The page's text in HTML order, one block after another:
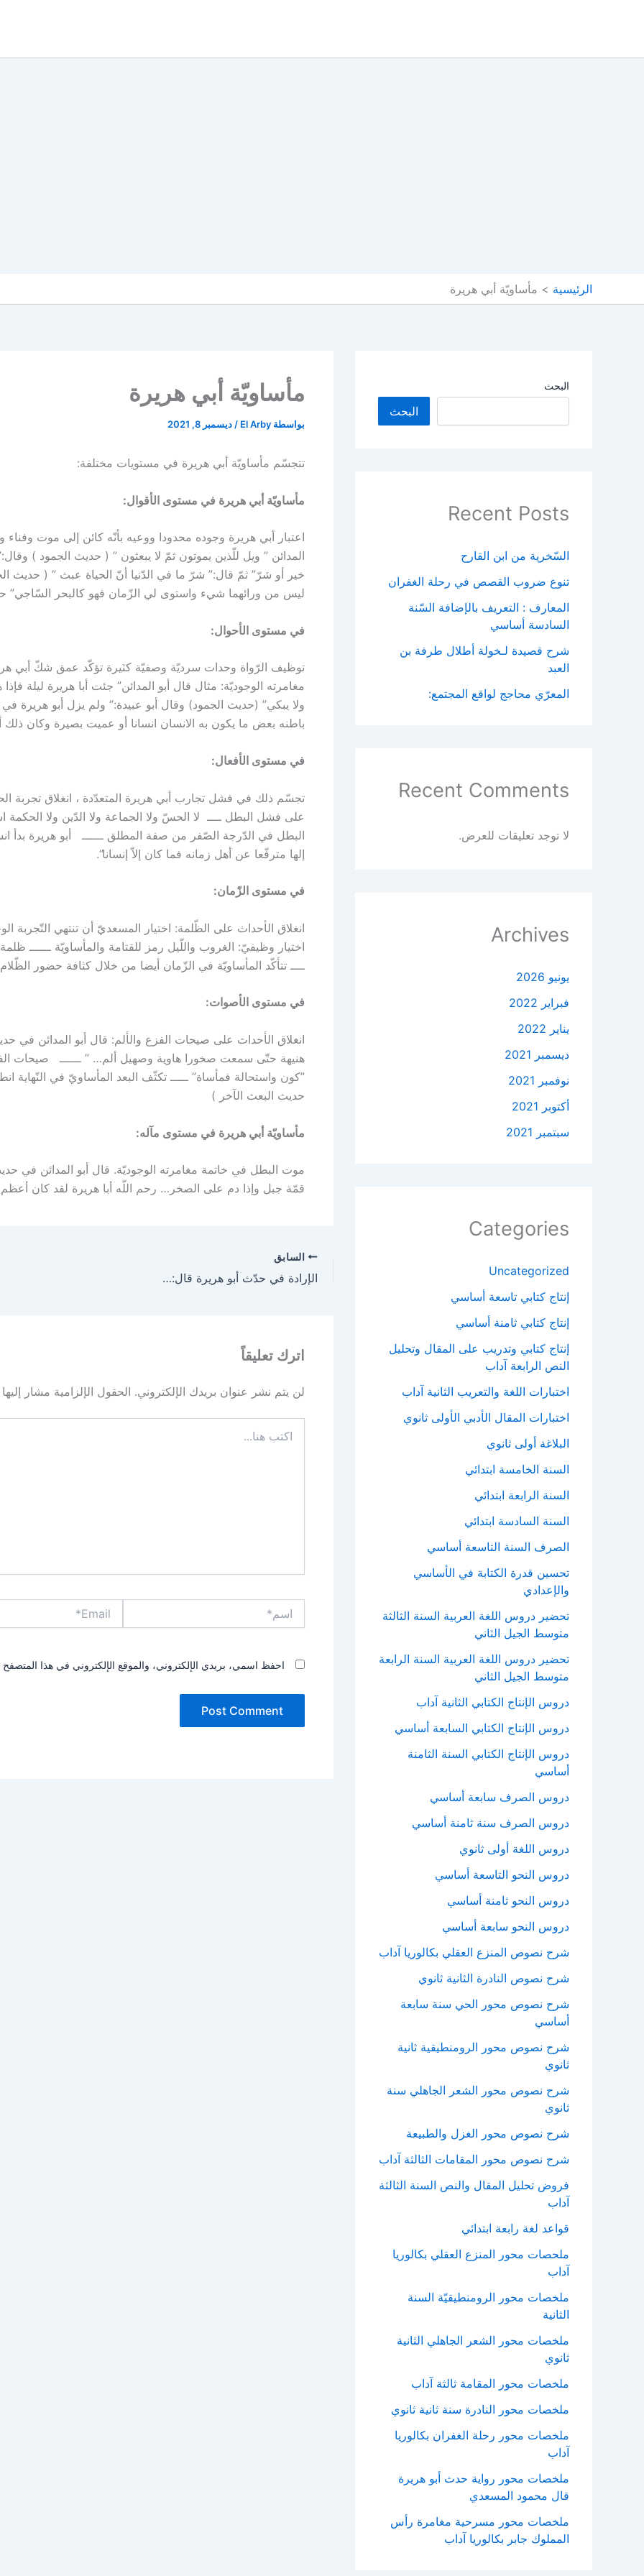
الرئيسية مأساويّة أبي هريرة
البحث
البحث
Recent Posts
السّخرية من ابن القارح
تنوع ضروب القصص في رحلة الغفران
المعارف : التعريف بالإضافة السّنة
السادسة أساسي
شرح قصيدة لـخولة أطلال طرفة بن
العبد
المعرّي محاجج لواقع المجتمع:
Recent Comments
لا توجد تعليقات للعرض.
Archives
يونيو 2026
فبراير 2022
يناير 2022
ديسمبر 2021
نوفمبر 2021
أكتوبر 2021
سبتمبر 2021
Categories
Uncategorized
إنتاج كتابي تاسعة أساسي
إنتاج كتابي ثامنة أساسي
إنتاج كتابي وتدريب على المقال وتحليل
النص الرابعة آداب
اختبارات اللغة والتعريب الثانية آداب
اختبارات المقال الأدبي الأولى ثانوي
البلاغة أولى ثانوي
السنة الخامسة ابتدائي
السنة الرابعة ابتدائي
السنة السادسة ابتدائي
الصرف السنة التاسعة أساسي
تحسين قدرة الكتابة في الأساسي
والإعدادي
تحضير دروس اللغة العربية السنة الثالثة
متوسط الجيل الثاني
تحضير دروس اللغة العربية السنة الرابعة
متوسط الجيل الثاني
دروس الإنتاج الكتابي الثانية آداب
دروس الإنتاج الكتابي السابعة أساسي
دروس الإنتاج الكتابي السنة الثامنة
أساسي
دروس الصرف سابعة أساسي
دروس الصرف سنة ثامنة أساسي
دروس اللغة أولى ثانوي
دروس النحو التاسعة أساسي
دروس النحو ثامنة أساسي
دروس النحو سابعة أساسي
شرح نصوص المنزع العقلي بكالوريا آداب
شرح نصوص النادرة الثانية ثانوي
شرح نصوص محور الحي سنة سابعة
أساسي
شرح نصوص محور الرومنطيقية ثانية
ثانوي
شرح نصوص محور الشعر الجاهلي سنة
ثانوي
شرح نصوص محور الغزل والطبيعة
شرح نصوص محور المقامات الثالثة آداب
فروض تحليل المقال والنص السنة الثالثة
آداب
قواعد لغة رابعة ابتدائي
ملحصات محور المنزع العقلي بكالوريا
آداب
ملخصات محور الرومنطيقيّة السنة
الثانية
ملخصات محور الشعر الجاهلي الثانية
ثانوي
ملخصات محور المقامة ثالثة آداب
ملخصات محور النادرة سنة ثانية ثانوي
ملخصات محور رحلة الغفران بكالوريا
آداب
ملخصات محور رواية حدث أبو هريرة
قال محمود المسعدي
ملخصات محور مسرحية مغامرة رأس
المملوك جابر بكالوريا آداب
مأساويّة أبي هريرة
بواسطة El Arby
/ ديسمبر 8, 2021
تتجسّم مأساويّة أبي هريرة في مستويات مختلفة:
مأساويّة أبي هريرة في مستوى الأقوال:
اعتبار أبي هريرة وجوده محدودا ووعيه بأنّه كائن إلى موت وفناء
المدائن ” ويل للّذين يموتون ثمّ لا يبعثون ” ( حديث الجمود )
خير أو شرّ” ثمّ قال:” شرّ ما في الدّنيا أنّ الحياة عبث ” ( حديث
ليس من ورائهما شيء واستوى لي الزّمان فهو كالبحر السّاجي”
في مستوى الأحوال:
توظيف الرّواة وحدات سرديّة وصفيّة كثيرة تؤكّد عمق شكّ أبي
مغامرته الوجوديّة: مثال قال أبو المدائن” جئت أبا هريرة ليلة
ولا يبكي” (حديث الجمود) وقال أبو عبيدة:” ولم يزل أبو هريرة
باطنه بعض ما يكون به الانسان انسانا أو عميت بصيرة وكان ذلك
في مستوى الأفعال:
تجسّم ذلك في فشل تجارب أبي هريرة المتعدّدة ، انغلاق تجربة
على فشل البطل ــــ لا الحسّ ولا الجماعة ولا الدّين ولا الحكمة
البطل في الدّرجة الصّفر من صفة المطلق ــــــ أبو هريرة بدأ
إلها مترفّعا عن أهل زمانه فما كان إلاّ إنسانا”.
في مستوى الزّمان:
انغلاق الأحداث على الظّلمة: اختيار المسعديّ أن تنتهي التّجربة
اختيار وظيفيّ: الغروب واللّيل رمز للقتامة والمأساويّة ــــــ
ــــ تتأكّد المأساويّة في الزّمان أيضا من خلال كثافة حضور
في مستوى الأصوات:
انغلاق الأحداث على صيحات الفزع والألم: قال أبو المدائن
هنيهة حتّى سمعت صخورا هاوية وصهيل ألم… ” ــــــ صيحات
”كون واستحالة فمأساة” ـــــ تكثّف البعد المأساويّ في النّهاية
حديث البعث الآخر )
مأساويّة أبي هريرة في مستوى مآله:
موت البطل في خاتمة مغامرته الوجوديّة. قال أبو المدائن في
قمّة جبل وإذا دم على الصخر… رحم اللّه أبا هريرة لقد كان
السابق
الإرادة في حدّث أبو هريرة قال:…
اترك تعليقاً
لن يتم نشر عنوان بريدك الإلكتروني. الحقول الإلزامية مشار إليها
هنا...
احفظ اسمي، بريدي الإلكتروني، والموقع الإلكتروني في هذا المتصفح